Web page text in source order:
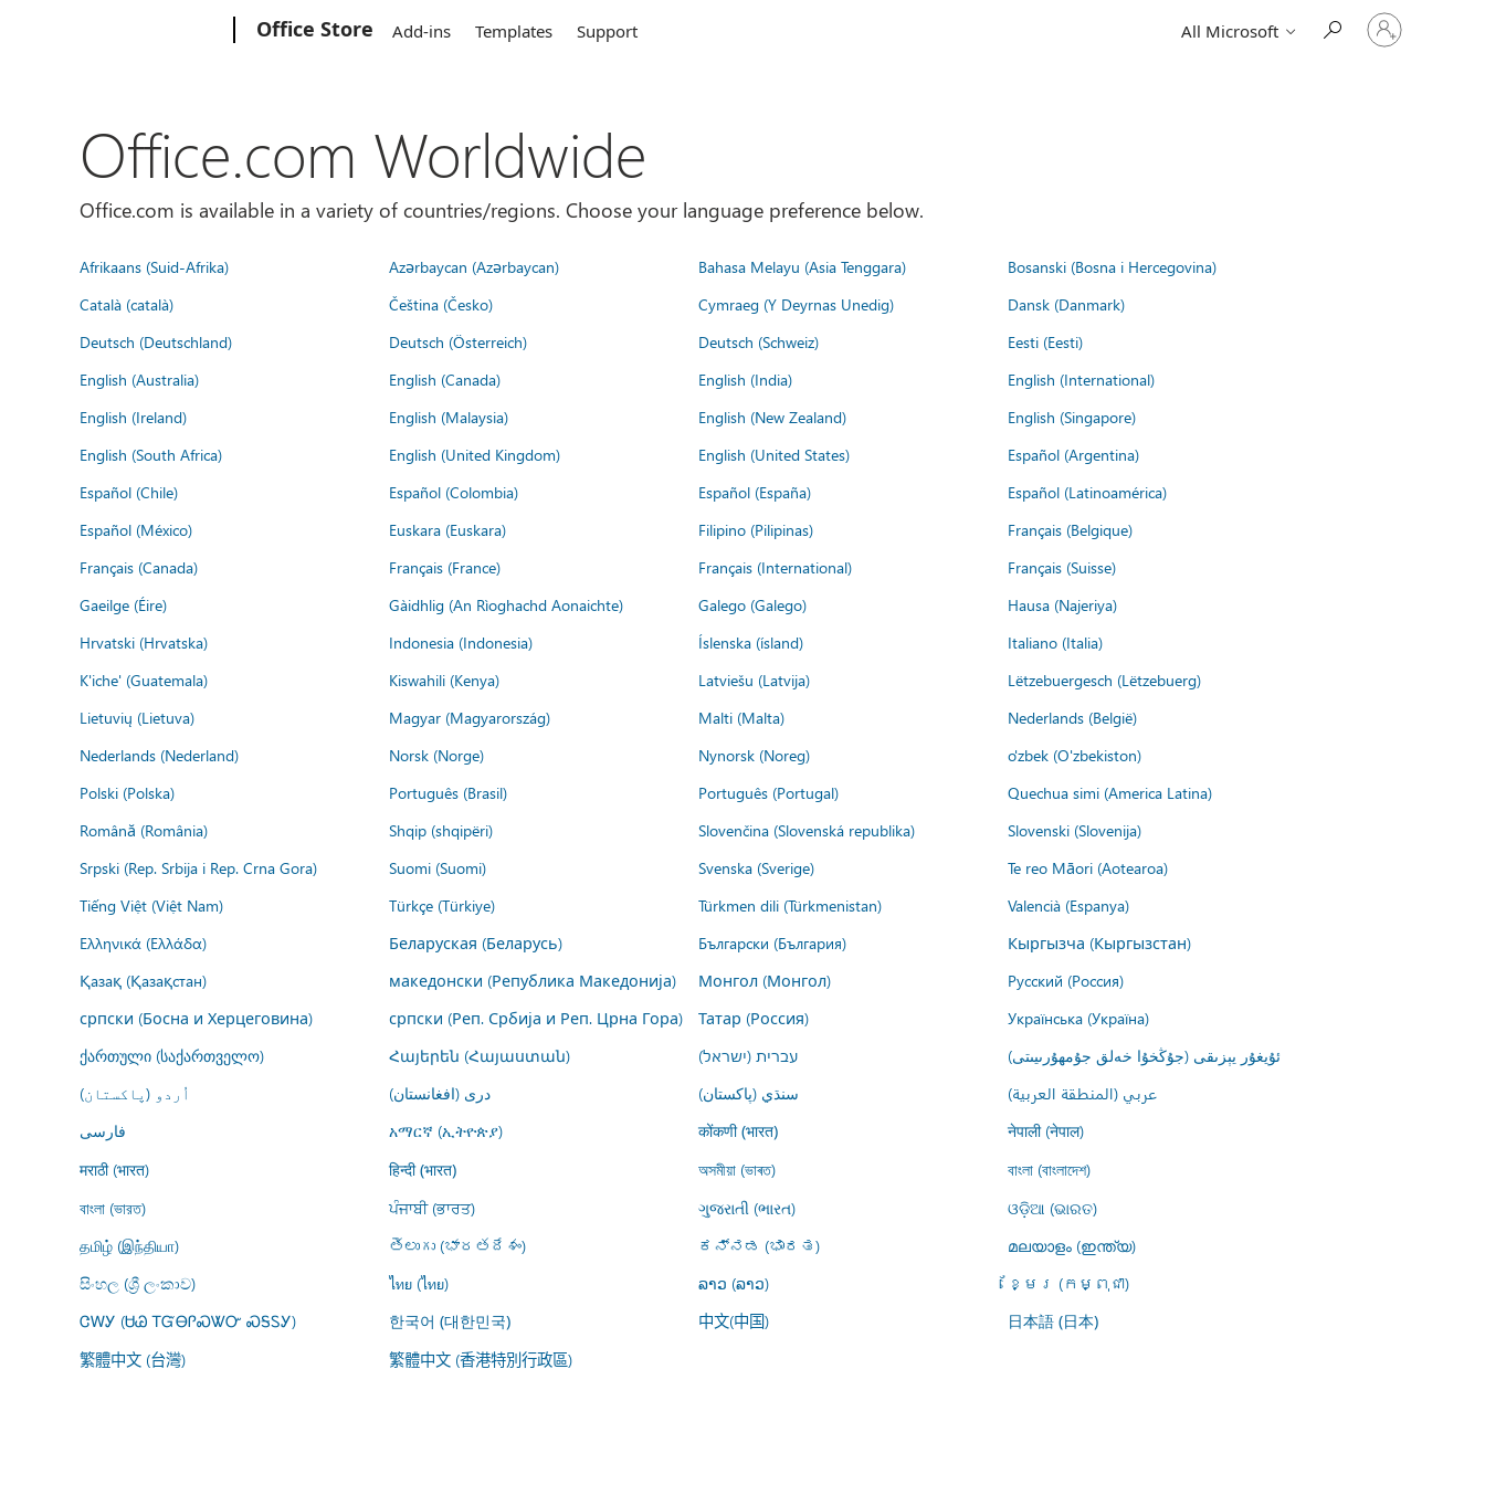
Office Store Add-ins Templates Support All Microsoft
Sign
in
Office.com Worldwide
Office.com is available in a variety of countries/regions. Choose your language preference below.
Afrikaans (Suid-Afrika) Azərbaycan (Azərbaycan) Bahasa Melayu (Asia Tenggara)
Bosanski (Bosna i Hercegovina)
Català (català)
Čeština (Česko) Cymraeg (Y Deyrnas Unedig)
Dansk (Danmark)
Deutsch (Deutschland)
Deutsch (Österreich) Deutsch (Schweiz)
Eesti (Eesti)
English (Australia)
English (Canada) English (India)
English (International)
English (Ireland)
English (Malaysia) English (New Zealand)
English (Singapore)
English (South Africa)
English (United Kingdom) English (United States)
Español (Argentina)
Español (Chile)
Español (Colombia) Español (España)
Español (Latinoamérica)
Español (México)
Euskara (Euskara) Filipino (Pilipinas)
Français (Belgique)
Français (Canada)
Français (France) Français (International)
Français (Suisse)
Gaeilge (Éire)
Gàidhlig (An Rìoghachd Aonaichte) Galego (Galego)
Hausa (Najeriya)
Hrvatski (Hrvatska)
Indonesia (Indonesia) Íslenska (ísland)
Italiano (Italia)
K'iche' (Guatemala)
Kiswahili (Kenya) Latviešu (Latvija)
Lëtzebuergesch (Lëtzebuerg)
Lietuvių (Lietuva)
Magyar (Magyarország) Malti (Malta)
Nederlands (België)
Nederlands (Nederland)
Norsk (Norge) Nynorsk (Noreg)
o'zbek (O'zbekiston)
Polski (Polska)
Português (Brasil) Português (Portugal)
Quechua simi (America Latina)
Română (România)
Shqip (shqipëri) Slovenčina (Slovenská republika)
Slovenski (Slovenija)
Srpski (Rep. Srbija i Rep. Crna Gora)
Suomi (Suomi) Svenska (Sverige)
Te reo Māori (Aotearoa)
Tiếng Việt (Việt Nam)
Türkçe (Türkiye) Türkmen dili (Türkmenistan)
Valencià (Espanya)
Ελληνικά (Ελλάδα)
Беларуская (Беларусь) Български (България)
Кыргызча (Кыргызстан)
Қазақ (Қазақстан)
македонски (Република Македонија) Монгол (Монгол)
Русский (Россия)
српски (Босна и Херцеговина)
српски (Реп. Србија и Реп. Црна Гора) Татар (Россия)
Українська (Україна)
ქართული (საქართველო)
Հայերեն (Հայաստան) עברית (ישראל)
ئۇيغۇر يېزىقى (جۇڭخۇا خەلق جۇمھۇرىيىتى)
اُردو (پاکستان)
درى (افغانستان) سنڌي (پاکستان)
عربي (المنطقة العربية)
فارسى
አማርኛ (ኢትዮጵያ) कोंकणी (भारत)
नेपाली (नेपाल)
मराठी (भारत)
हिन्दी (भारत) অসমীয়া (ভাৰত)
বাংলা (বাংলাদেশ)
বাংলা (ভারত)
ਪੰਜਾਬੀ (ਭਾਰਤ) ગુજરાતી (ભારત)
ଓଡ଼ିଆ (ଭାରତ)
தமிழ் (இந்தியா)
తెలుగు (భారతదేశం) ಕನ್ನಡ (ಭಾರತ)
മലയാളം (ഇന്ത്യ)
සිංහල (ශ්‍රී ලංකාව)
ไทย (ไทย) ລາວ (ລາວ)
ខ្មែរ (កម្ពុជា)
ᏣᎳᎩ (ᏌᏊ ᎢᏳᎾᎵᏍᏔᏅ ᏍᎦᏚᎩ)
한국어 (대한민국) 中文(中国) 日本語 (日本)
繁體中文 (台灣) 繁體中文 (香港特別行政區)